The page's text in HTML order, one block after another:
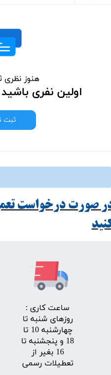
هنوز نظری
اولین نفری
ثبت
صورت درخواست
​ساعت کاری :
روزهای شنبه تا
چهارشنبه 10 تا
18 و پنجشنبه تا
16 بغیر از
تعطیلات رسمی